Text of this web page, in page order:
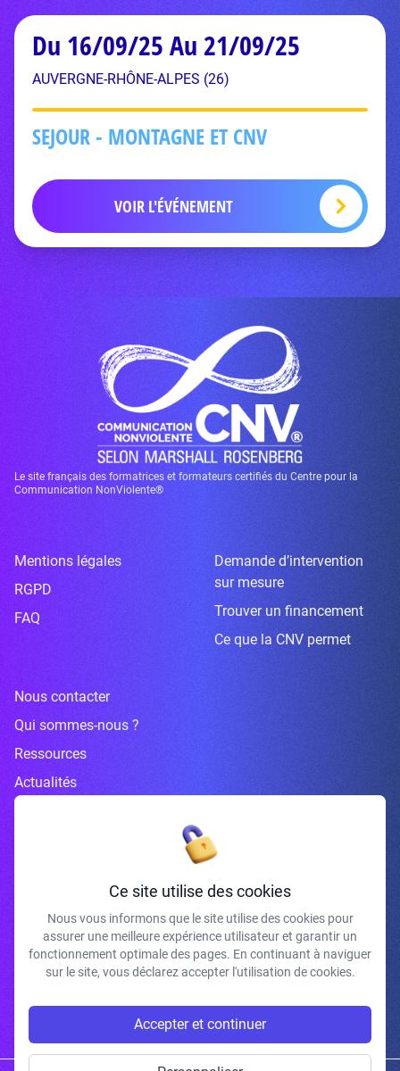
Du 16/09/25 Au 21/09/25
AUVERGNE-RHÔNE-ALPES (26)
SEJOUR - MONTAGNE ET CNV
VOIR L'ÉVÉNEMENT
Le site français des formatrices et formateurs certifiés du Centre pour la
Communication NonViolente®
Mentions légales
RGPD
FAQ
Demande d’intervention
sur mesure
Trouver un financement
Ce que la CNV permet
Nous contacter
Qui sommes-nous ?
Ressources
Actualités
Inscrivez-vous à la newsletter
J'accepte de recevoir vos e-mails et confirme avoir pris connaissance de
votre politique de confidentialité et mentions légales.
Ce site utilise des cookies
Nous vous informons que le site utilise des cookies pour
assurer une meilleure expérience utilisateur et garantir un
fonctionnement optimale des pages. En continuant à naviguer
sur le site, vous déclarez accepter l'utilisation de cookies.
Accepter et continuer